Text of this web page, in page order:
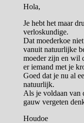
Hola,
Je hebt het maar
verloskundige.
Dat moederkoe
vanuit natuurlijke
moeder zijn en wil
er iemand met je
Goed dat je nu al
natuurlijk.
Als je voldaan van
gauw vergeten
Houdoe